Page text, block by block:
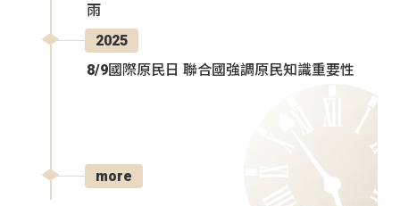
雨
2025
8/9國際原民日 聯合國強調原民知識重要性
more